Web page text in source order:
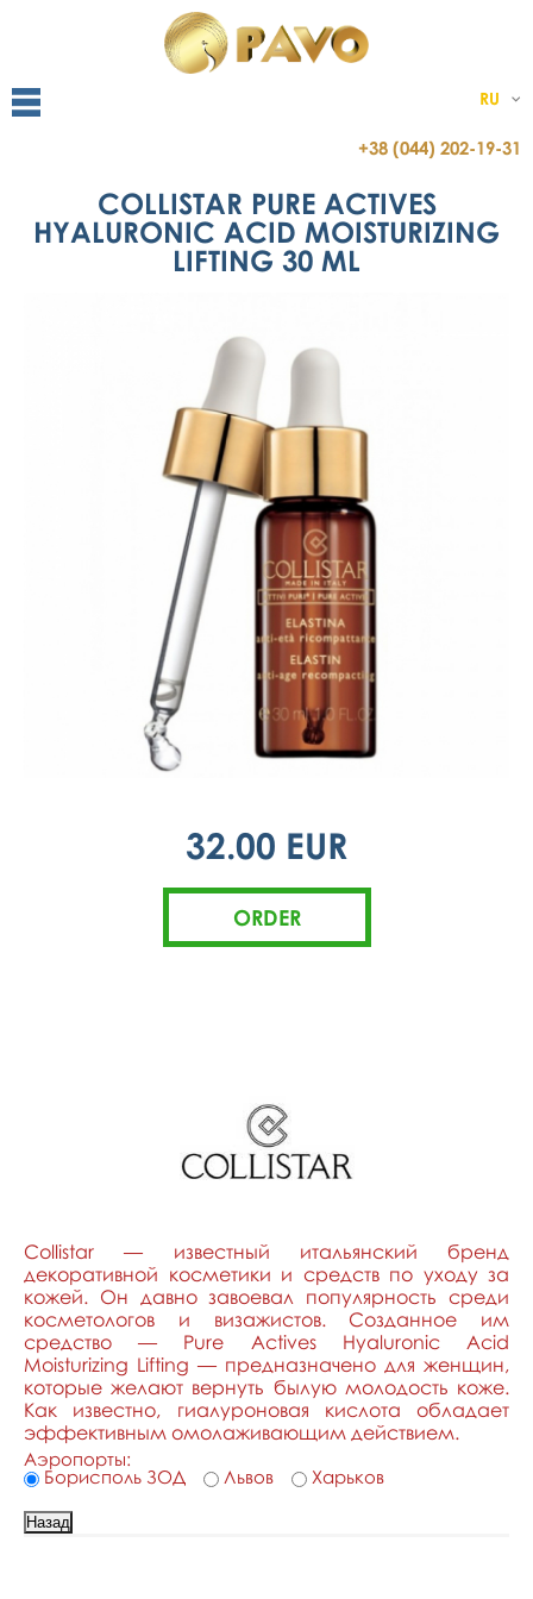
RU
+38 (044) 202-19-31
COLLISTAR PURE ACTIVES
HYALURONIC ACID MOISTURIZING
LIFTING 30 ML
32.00 EUR
Collistar — известный итальянский бренд
декоративной косметики и средств по уходу за
кожей. Он давно завоевал популярность среди
косметологов и визажистов. Созданное им
средство — Pure Actives Hyaluronic Acid
Moisturizing Lifting — предназначено для женщин,
которые желают вернуть былую молодость коже.
Как известно, гиалуроновая кислота обладает
эффективным омолаживающим действием.
Аэропорты:
Борисполь ЗОД
Львов Харьков